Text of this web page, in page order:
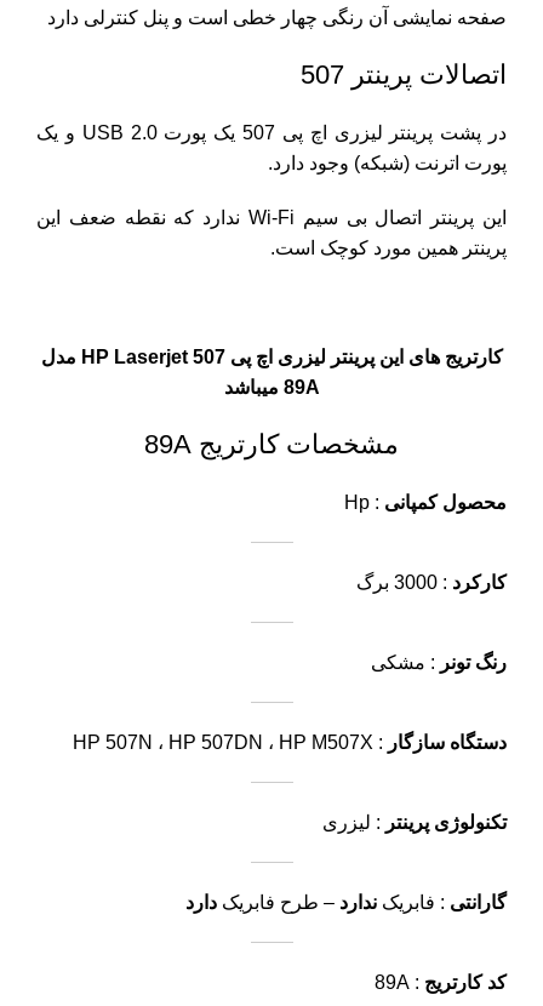
صفحه نمایشی آن رنگی چهار خطی است و پنل کنترلی دارد
اتصالات پرینتر 507
در پشت پرینتر لیزری اچ پی 507 یک پورت USB 2.0 و یک
پورت اترنت (شبکه) وجود دارد.
این پرینتر اتصال بی سیم Wi-Fi ندارد که نقطه ضعف این
پرینتر همین مورد کوچک است.
کارتریج های این پرینتر لیزری اچ پی HP Laserjet 507 مدل
89A میباشد
مشخصات کارتریج 89A
محصول کمپانی : Hp
کارکرد : 3000 برگ
رنگ تونر : مشکی
دستگاه سازگار : HP 507N ، HP 507DN ، HP M507X
تکنولوژی پرینتر : لیزری
گارانتی : فابریک ندارد – طرح فابریک دارد
کد کارتریج : 89A